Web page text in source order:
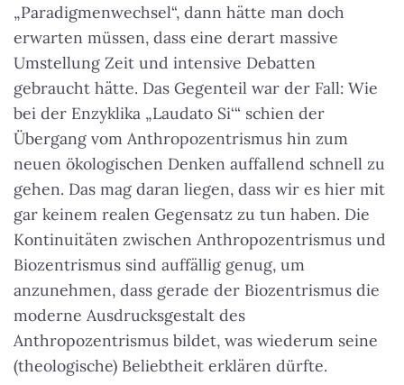
„Paradigmenwechsel“, dann hätte man doch
erwarten müssen, dass eine derart massive
Umstellung Zeit und intensive Debatten
gebraucht hätte. Das Gegenteil war der Fall: Wie
bei der Enzyklika „Laudato Si‘“ schien der
Übergang vom Anthropozentrismus hin zum
neuen ökologischen Denken auffallend schnell zu
gehen. Das mag daran liegen, dass wir es hier mit
gar keinem realen Gegensatz zu tun haben. Die
Kontinuitäten zwischen Anthropozentrismus und
Biozentrismus sind auffällig genug, um
anzunehmen, dass gerade der Biozentrismus die
moderne Ausdrucksgestalt des
Anthropozentrismus bildet, was wiederum seine
(theologische) Beliebtheit erklären dürfte.